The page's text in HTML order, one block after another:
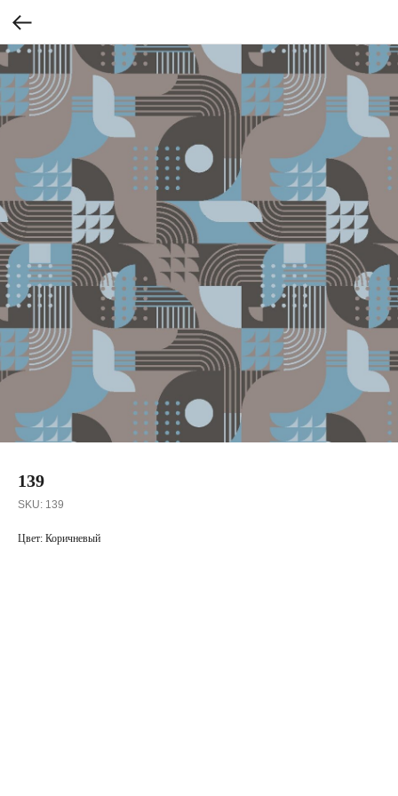
139
SKU: 139
Цвет: Коричневый